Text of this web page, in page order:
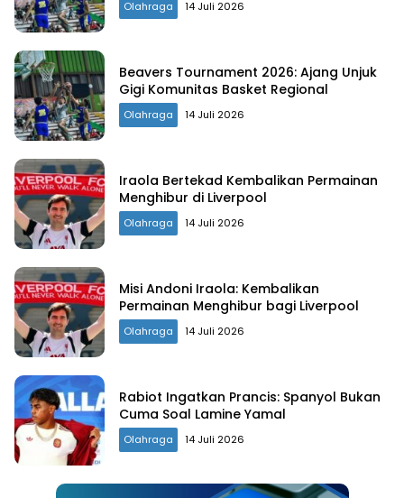
Olahraga 14 Juli 2026
Beavers Tournament 2026: Ajang Unjuk
Gigi Komunitas Basket Regional
Olahraga 14 Juli 2026
Iraola Bertekad Kembalikan Permainan
Menghibur di Liverpool
Olahraga 14 Juli 2026
Misi Andoni Iraola: Kembalikan
Permainan Menghibur bagi Liverpool
Olahraga 14 Juli 2026
Rabiot Ingatkan Prancis: Spanyol Bukan
Cuma Soal Lamine Yamal
Olahraga 14 Juli 2026